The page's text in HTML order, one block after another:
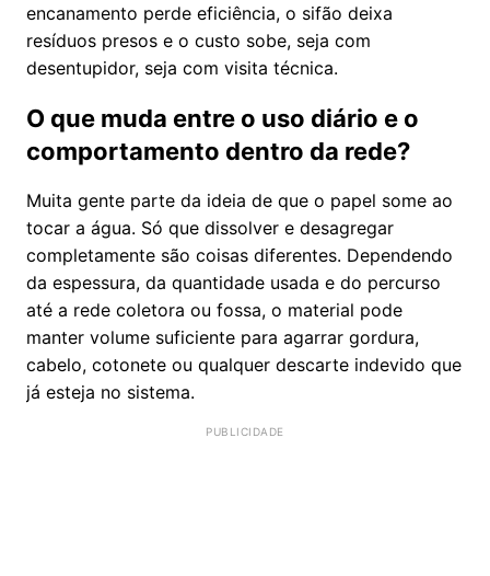
encanamento perde eficiência, o sifão deixa
resíduos presos e o custo sobe, seja com
desentupidor, seja com visita técnica.
O que muda entre o uso diário e o
comportamento dentro da rede?
Muita gente parte da ideia de que o papel some ao
tocar a água. Só que dissolver e desagregar
completamente são coisas diferentes. Dependendo
da espessura, da quantidade usada e do percurso
até a rede coletora ou fossa, o material pode
manter volume suficiente para agarrar gordura,
cabelo, cotonete ou qualquer descarte indevido que
já esteja no sistema.